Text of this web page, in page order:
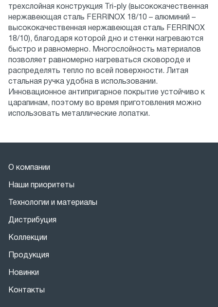
трехслойная конструкция Tri-ply (высококачественная
нержавеющая сталь FERRINOX 18/10 – алюминий –
высококачественная нержавеющая сталь FERRINOX
18/10), благодаря которой дно и стенки нагреваются
быстро и равномерно. Многослойность материалов
позволяет равномерно нагреваться сковороде и
распределять тепло по всей поверхности. Литая
стальная ручка удобна в использовании.
Инновационное антипригарное покрытие устойчиво к
царапинам, поэтому во время приготовления можно
использовать металлические лопатки.
О компании
Наши приоритеты
Технологии и материалы
Дистрибуция
Коллекции
Продукция
Новинки
Контакты